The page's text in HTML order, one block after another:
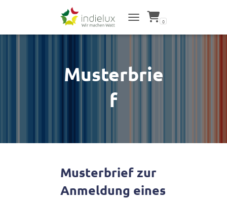
NAVIGATION UMSCHALTEN
0
Musterbrie
f
Musterbrief zur
Anmeldung eines